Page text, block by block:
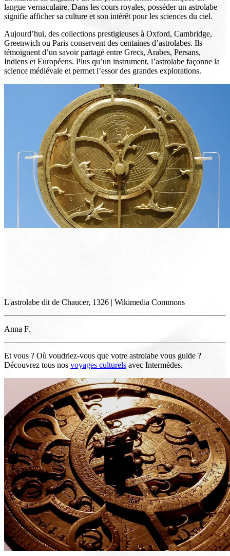
langue vernaculaire. Dans les cours royales, posséder un astrolabe
signifie afficher sa culture et son intérêt pour les sciences du ciel.
Aujourd’hui, des collections prestigieuses à Oxford, Cambridge,
Greenwich ou Paris conservent des centaines d’astrolabes. Ils
témoignent d’un savoir partagé entre Grecs, Arabes, Persans,
Indiens et Européens. Plus qu’un instrument, l’astrolabe façonne la
science médiévale et permet l’essor des grandes explorations.
L'astrolabe dit de Chaucer, 1326 | Wikimedia Commons
Anna F.
Et vous ? Où voudriez-vous que votre astrolabe vous guide ?
Découvrez tous nos voyages culturels avec Intermèdes.